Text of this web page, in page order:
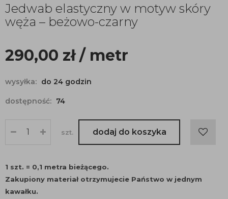
Jedwab elastyczny w motyw skóry
węża – beżowo-czarny
290,00 zł/ metr
wysyłka: do 24 godzin
dostępność: 74
szt. dodaj do koszyka
1 szt. = 0,1 metra bieżącego.
Zakupiony materiał otrzymujecie Państwo w jednym
kawałku.